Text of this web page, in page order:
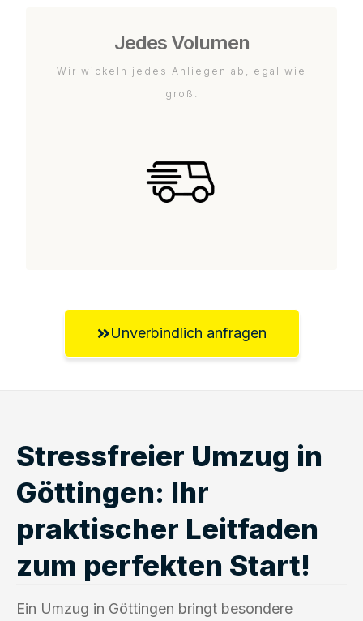
Jedes Volumen
Wir wickeln jedes Anliegen ab, egal wie
groß.
Unverbindlich anfragen
Stressfreier Umzug in
Göttingen: Ihr
praktischer Leitfaden
zum perfekten Start!
Ein Umzug in Göttingen bringt besondere